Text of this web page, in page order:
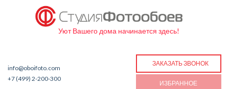
Уют Вашего дома начинается здесь!
info@oboifoto.com
+7 (499) 2-200-300
ЗАКАЗАТЬ ЗВОНОК
ИЗБРАННОЕ